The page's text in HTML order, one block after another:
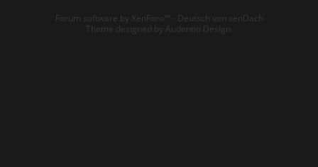
Forum software by XenForo™ - Deutsch von xenDach
Theme designed by Audentio Design.